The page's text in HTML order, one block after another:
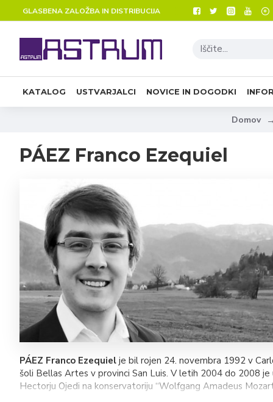
GLASBENA ZALOŽBA IN DISTRIBUCIJA
KATALOG USTVARJALCI NOVICE IN DOGODKI
Domov
PÁEZ Franco Ezequiel
PÁEZ Franco Ezequiel je bil rojen 24. novembra 1992 v
šoli Bellas Artes v provinci San Luis. V letih 2004 do 2008
Hectorju Ojedi na konservatoriju “Wolfgang Amadeus